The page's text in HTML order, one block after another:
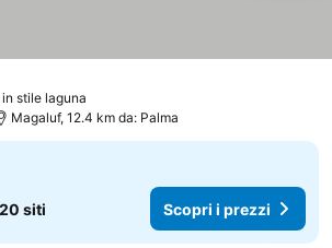
stile laguna
Magaluf, 12.4 km da: Palma
20 siti Scopri i prezzi